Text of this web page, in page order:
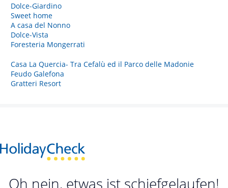
Dolce-Giardino
Sweet home
A casa del Nonno
Dolce-Vista
Foresteria Mongerrati
Casa La Quercia- Tra Cefalù ed il Parco delle Madonie
Feudo Galefona
Gratteri Resort
Oh nein, etwas ist schiefgelaufen!